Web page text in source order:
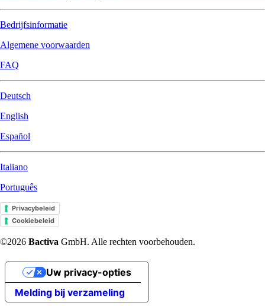
Bedrijfsinformatie
Algemene voorwaarden
FAQ
Deutsch
English
Español
Italiano
Português
Privacybeleid
Cookiebeleid
©2026 Bactiva GmbH. Alle rechten voorbehouden.
Melding bij verzameling
Uw privacy-opties